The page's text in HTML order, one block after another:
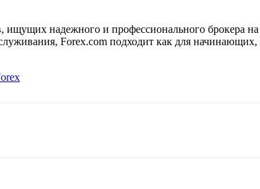
ищущих надежного и профессионального брокера
Forex.com подходит как для